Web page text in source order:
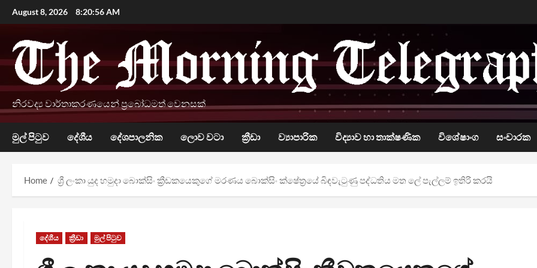
Skip
to
content
August 8, 2026 8:20:57 AM
නිරවද්‍ය වාර්තාකරණයෙන් ප්‍රබෝධමත් වෙනසක්
මුල් පිටුව දේශීය දේශපාලනික ලොව වටා ක්‍රීඩා ව්‍යාපාරික විද්‍යාව හා තාක්ෂණික විශේෂාංග සංචාරක
Home ශ්‍රී ලංකා යුද හමුදා බොක්සිං ක්‍රීඩකයෙකුගේ මරණය බොක්සිං ක්ෂේත්‍රයේ බිඳවැටුණු පද්ධතිය මත ලේ පැල්ලම් ඉතිරි කරයි
දේශීය ක්‍රීඩා මුල් පිටුව